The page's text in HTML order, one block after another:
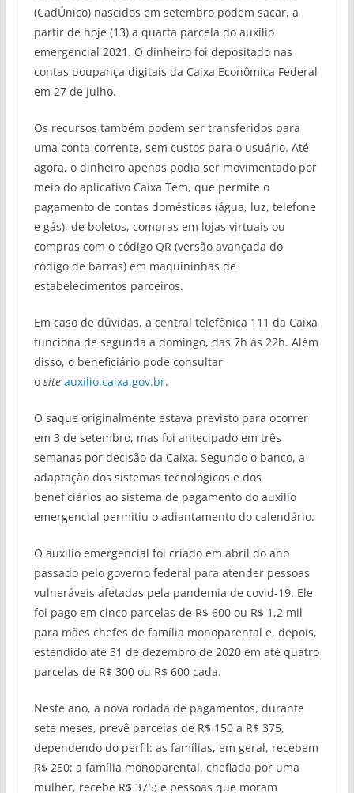
(CadÚnico) nascidos em setembro podem sacar, a
partir de hoje (13) a quarta parcela do auxílio
emergencial 2021. O dinheiro foi depositado nas
contas poupança digitais da Caixa Econômica Federal
em 27 de julho.
Os recursos também podem ser transferidos para
uma conta-corrente, sem custos para o usuário. Até
agora, o dinheiro apenas podia ser movimentado por
meio do aplicativo Caixa Tem, que permite o
pagamento de contas domésticas (água, luz, telefone
e gás), de boletos, compras em lojas virtuais ou
compras com o código QR (versão avançada do
código de barras) em maquininhas de
estabelecimentos parceiros.
Em caso de dúvidas, a central telefônica 111 da Caixa
funciona de segunda a domingo, das 7h às 22h. Além
disso, o beneficiário pode consultar
o site auxilio.caixa.gov.br.
O saque originalmente estava previsto para ocorrer
em 3 de setembro, mas foi antecipado em três
semanas por decisão da Caixa. Segundo o banco, a
adaptação dos sistemas tecnológicos e dos
beneficiários ao sistema de pagamento do auxílio
emergencial permitiu o adiantamento do calendário.
O auxílio emergencial foi criado em abril do ano
passado pelo governo federal para atender pessoas
vulneráveis afetadas pela pandemia de covid-19. Ele
foi pago em cinco parcelas de R$ 600 ou R$ 1,2 mil
para mães chefes de família monoparental e, depois,
estendido até 31 de dezembro de 2020 em até quatro
parcelas de R$ 300 ou R$ 600 cada.
Neste ano, a nova rodada de pagamentos, durante
sete meses, prevê parcelas de R$ 150 a R$ 375,
dependendo do perfil: as famílias, em geral, recebem
R$ 250; a família monoparental, chefiada por uma
mulher, recebe R$ 375; e pessoas que moram